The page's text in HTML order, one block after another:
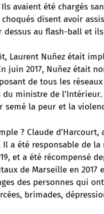
avaient été chargés
disent avoir
dessus au flash-ball et
Laurent Nuñez était
juin 2017, Nuñez était
de tous les
du ministre de
semé la peur et la
? Claude d’Harcourt,
Il a été responsable de
et a été récompensé
de Marseille en
des personnes qui
brimades,